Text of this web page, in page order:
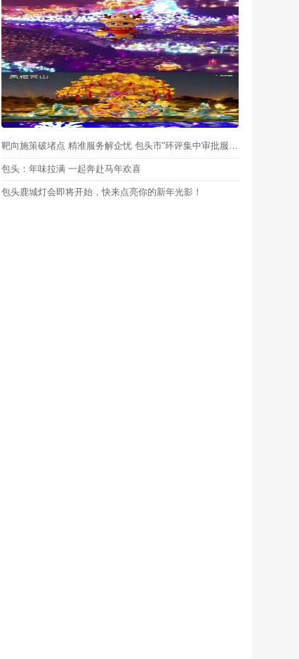
靶向施策破堵点 精准服务解企忧 包头市“环评集中审批服务月”启动
包头：年味拉满 一起奔赴马年欢喜
包头鹿城灯会即将开始，快来点亮你的新年光影！